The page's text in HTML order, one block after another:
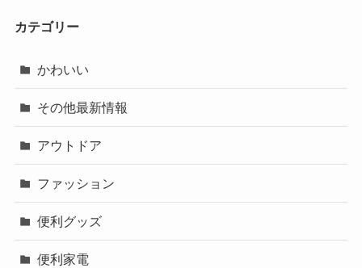
カテゴリー
かわいい
その他最新情報
アウトドア
ファッション
便利グッズ
便利家電